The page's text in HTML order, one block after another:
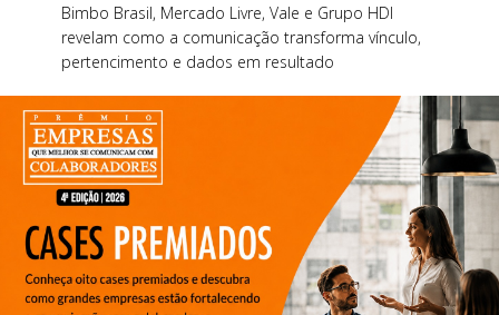
Bimbo Brasil, Mercado Livre, Vale e Grupo HDI
revelam como a comunicação transforma vínculo,
pertencimento e dados em resultado